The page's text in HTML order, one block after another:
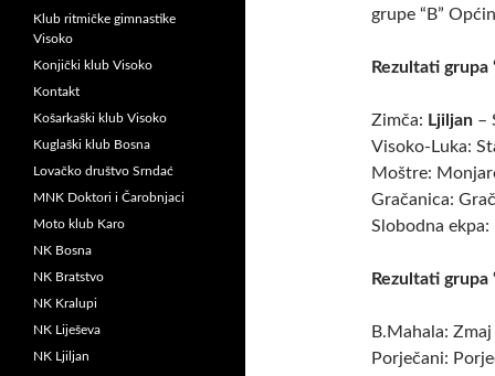
grupe “B”
Rezultati grupa
Zimča: Ljiljan –
Visoko-Luka:
Moštre:
Gračanica:
Slobodna ekpa:
Rezultati grupa
B.Mahala: Zmaj
Porječani:
Klub ritmičke gimnastike
Visoko
Konjički klub Visoko
Kontakt
Košarkaški klub Visoko
Kuglaški klub Bosna
Lovačko društvo Srndać
MNK Doktori i Čarobnjaci
Moto klub Karo
NK Bosna
NK Bratstvo
NK Kralupi
NK Liješeva
NK Ljiljan